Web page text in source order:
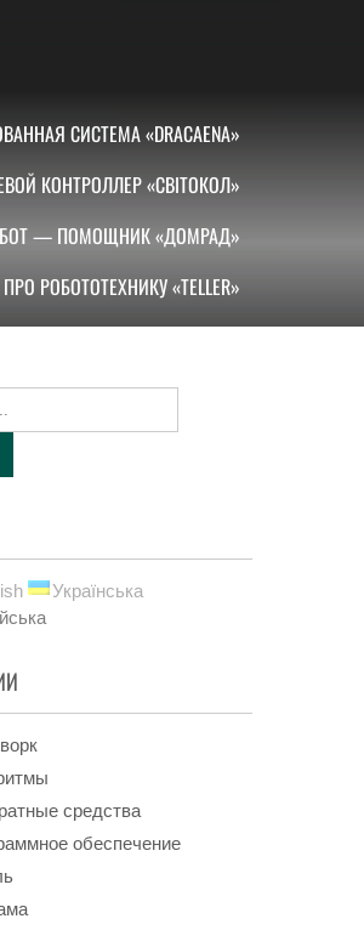
СИСТЕМА «DRACAENA»
КОНТРОЛЛЕР «СВІТОКОЛ»
— ПОМОЩНИК «ДОМРАД»
РОБОТОТЕХНИКУ «TELLER»
Українська
средства
обеспечение